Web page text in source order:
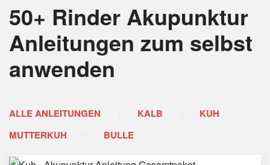
50+ Rinder Akupunktur
Anleitungen zum selbst
anwenden
ALLE ANLEITUNGEN KALB
KUH
MUTTERKUH
BULLE